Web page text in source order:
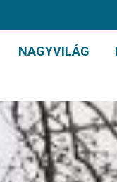
NAGYVILÁG